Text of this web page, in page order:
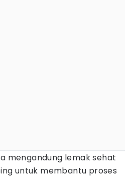
mengandung lemak sehat
untuk membantu proses